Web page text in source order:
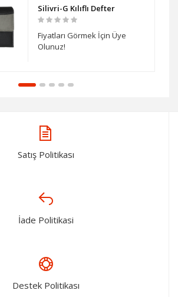
Silivri-G Kılıflı Defter
Fiyatları Görmek İçin Üye
Olunuz!
Satış Politikası
İade Politikasi
Destek Politikası